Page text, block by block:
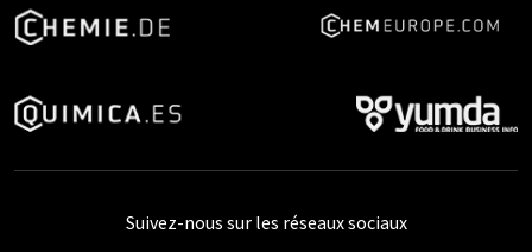
Suivez-nous sur les réseaux sociaux